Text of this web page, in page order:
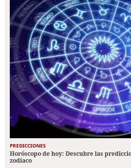
PREDICCIONES
Horóscopo de hoy: Descubre las
zodiaco